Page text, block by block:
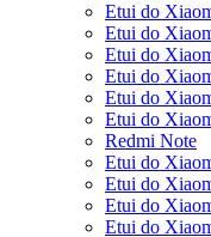
Etui do
Etui do
Etui do
Etui do
Etui do
Etui do
Redmi Note
Etui do
Etui do
Etui do
Etui do